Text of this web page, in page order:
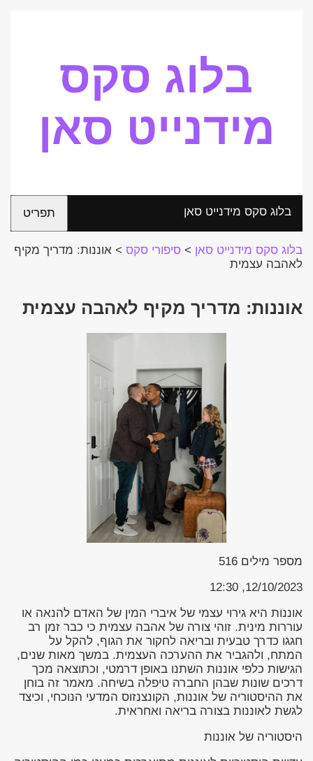
בלוג סקס
מידנייט סאן
בלוג סקס מידנייט סאן תפריט
בלוג סקס מידנייט סאן > סיפורי סקס > אוננות: מדריך מקיף
לאהבה עצמית
אוננות: מדריך מקיף לאהבה עצמית
מספר מילים 516
12/10/2023, 12:30
אוננות היא גירוי עצמי של איברי המין של האדם להנאה או
עוררות מינית. זוהי צורה של אהבה עצמית כי כבר זמן רב
חגגו כדרך טבעית ובריאה לחקור את הגוף, להקל על
המתח, ולהגביר את ההערכה העצמית. במשך מאות שנים,
הגישות כלפי אוננות השתנו באופן דרמטי, וכתוצאה מכך
דרכים שונות שבהן החברה טיפלה בשיחה. מאמר זה בוחן
את ההיסטוריה של אוננות, הקונצנזוס המדעי הנוכחי, וכיצד
לגשת לאוננות בצורה בריאה ואחראית.
היסטוריה של אוננות